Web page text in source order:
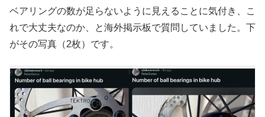
ベアリングの数が足らないように見えることに気付き、こ
れで大丈夫なのか、と海外掲示板で質問していました。下
がその写真（2枚）です。